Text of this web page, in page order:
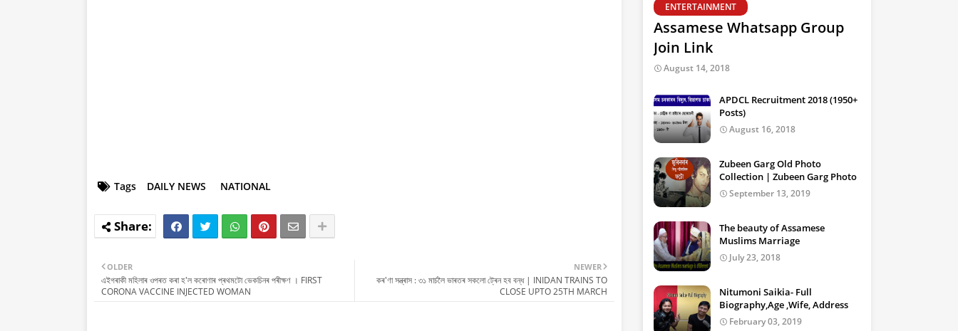
Tags DAILY NEWS NATIONAL
NEWER
কৰ'ণা সন্ত্ৰাস : ৩১ মাৰ্চলৈ ভাৰতৰ সকলো ট্ৰেন হব বন্ধ | INIDAN TRAINS TO
CLOSE UPTO 25TH MARCH
OLDER
এইগৰাকী মহিলাৰ ওপৰত কৰা হ'ল কৰোণাৰ প্ৰথমটো ভেকচিনৰ পৰীক্ষণ । FIRST
CORONA VACCINE INJECTED WOMAN
ENTERTAINMENT
Assamese Whatsapp Group
Join Link
August 14, 2018
APDCL Recruitment 2018 (1950+
Posts)
August 16, 2018
Zubeen Garg Old Photo
Collection | Zubeen Garg Photo
September 13, 2019
The beauty of Assamese
Muslims Marriage
July 23, 2018
Nitumoni Saikia- Full
Biography,Age ,Wife, Address
February 03, 2019